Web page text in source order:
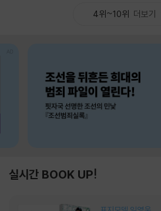
4위~10위 더보기
실시간 BOOK UP!